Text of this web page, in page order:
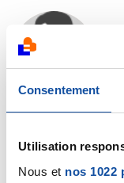
Consentement
Utilisation
Nous et nos 1022
Certains
effet aggraver